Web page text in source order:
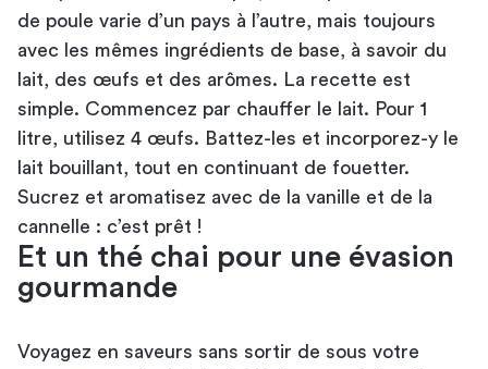
de poule varie d’un pays à l’autre, mais toujours
avec les mêmes ingrédients de base, à savoir du
lait, des œufs et des arômes. La recette est
simple. Commencez par chauffer le lait. Pour 1
litre, utilisez 4 œufs. Battez-les et incorporez-y le
lait bouillant, tout en continuant de fouetter.
Sucrez et aromatisez avec de la vanille et de la
cannelle : c’est prêt !
Et un thé chai pour une évasion
gourmande
Voyagez en saveurs sans sortir de sous votre